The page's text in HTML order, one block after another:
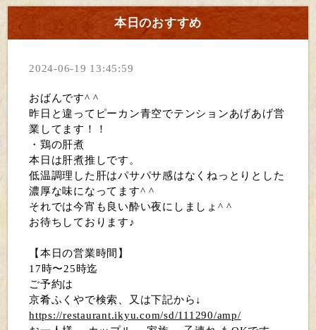
本日のおすすめ
2024-06-19 13:45:59
おばんです^ ^
昨日と違ってピーカン青空でテンションあげあげ営
業してます！！
・鶏の肝煮
本日は肝煮推しです。
低温調理した肝はパサパサ感はなくねっとりとした
濃厚な味になってます^ ^
それでは今宵も良い酔い夜にしましょ^ ^
お待ちしております♪
【本日の営業時間】
17時〜25時迄
ご予約は
京肴ふくやで検索、又は下記から↓
https://restaurant.ikyu.com/sd/111290/amp/